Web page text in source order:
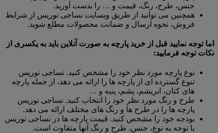
جنس، طرح، رنگ، قیمت و … را بدست آورید.
همچنین می توانید از طریق وبسایت نساجی نوریس از شرایط
فروش، نحوه ارسال و ضمانت محصولات مطلع شوید.
اما توجه نمایید قبل از خرید پارچه به صورت آنلاین باید به یکسری از
نکات توجه فرمایید:
نوع پارچه مورد نظر خود را مشخص کنید. نساجی نوریس
تنوع گسترده ای از پارچه ها را ارائه می دهد، از جمله پارچه
های کتان، ابریشم، پشم، پنبه و …
طرح و رنگ مورد نظر خود را انتخاب کنید. نساجی نوریس
پارچه ها را در طرح ها و رنگ های مختلف ارائه می دهد.
بودجه خود را مشخص کنید. قیمت پارچه ها در نساجی نوریس
با توجه به نوع، جنس، طرح و رنگ آنها متفاوت است.